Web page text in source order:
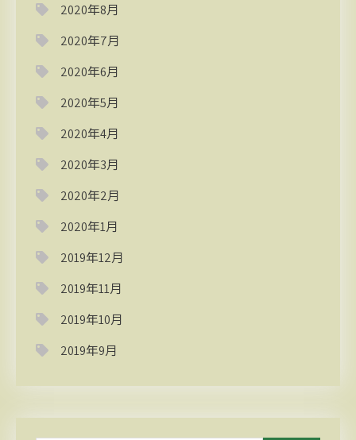
2020年8月
2020年7月
2020年6月
2020年5月
2020年4月
2020年3月
2020年2月
2020年1月
2019年12月
2019年11月
2019年10月
2019年9月